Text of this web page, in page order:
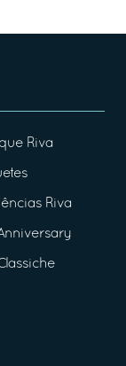
Riva
Riva